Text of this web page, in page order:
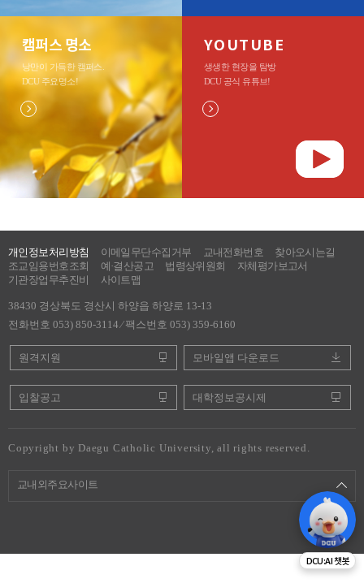
캠퍼스 명소
낭만이 가득한 캠퍼스.
DCU 주요명소!
YOUTUBE
생생한 현장을 탐방
DCU 공식 유튜브!
개인정보처리방침 이메일무단수집거부 교내전화번호
찾아오시는길
조교임용번호조회
예·결산공고 법령상위원회
자체평가보고서
기관장업무추진비
사이트맵
38430 경상북도 경산시 하양읍 하양로 13-13
전화번호 053) 850-3114 ⁄ 팩스번호 053) 359-6160
원격지원 모바일앱 다운로드
입찰공고 대학정보공시제
Copyright by Daegu Catholic University, all rights reserved.
교내외주요사이트
DCU:AI 챗봇